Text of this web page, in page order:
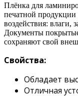
Плёнка для
печатной
воздействия: влаги,
Документы
сохраняют свой
Свойства:
Обладает
Отличная